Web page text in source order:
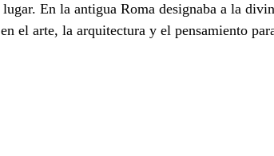
En la antigua Roma designaba a la
el arte, la arquitectura y el pensamiento